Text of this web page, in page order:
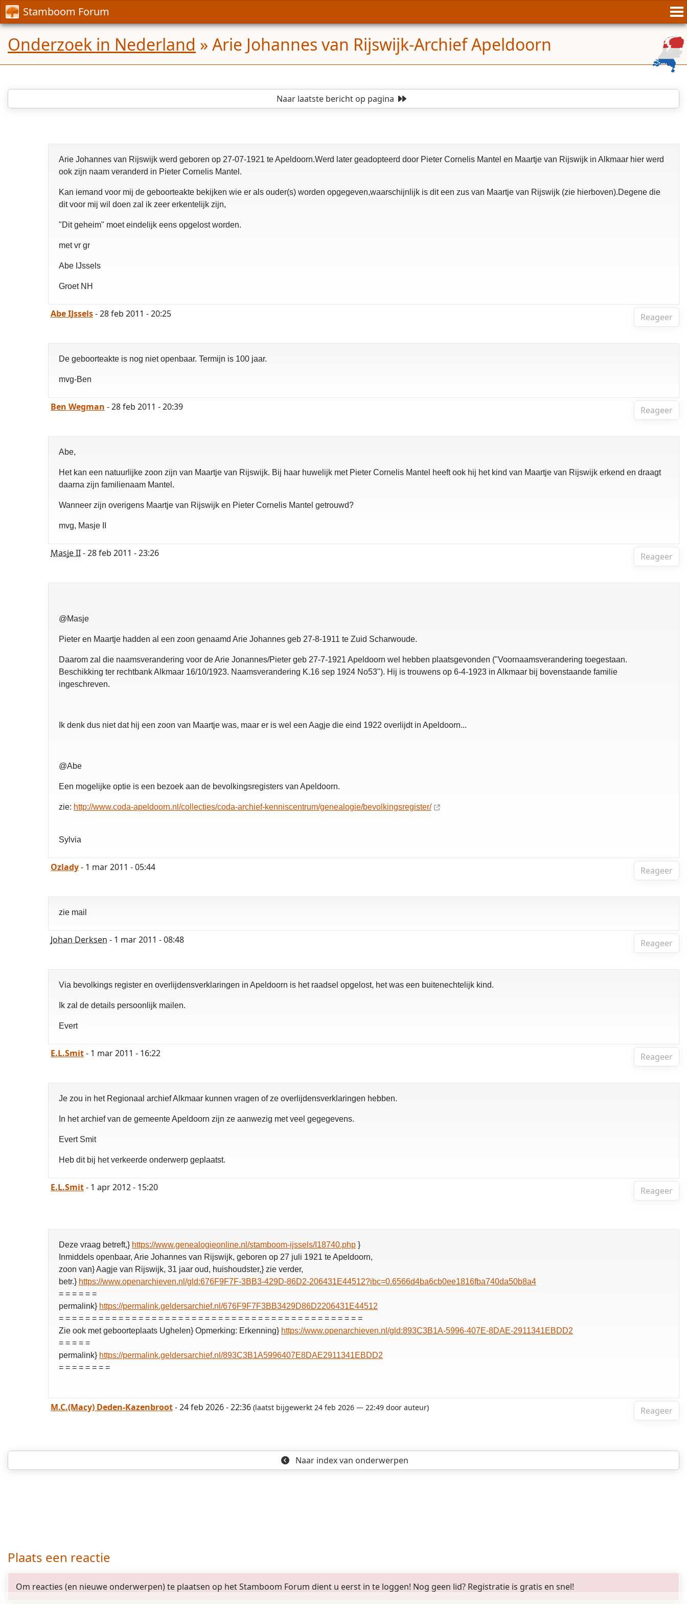
Stamboom Forum
Onderzoek in Nederland » Arie Johannes van Rijswijk-Archief Apeldoorn
Naar laatste berichtop pagina
Arie Johannes van Rijswijk werd geboren op 27-07-1921 te Apeldoorn.Werd later geadopteerd door Pieter Cornelis Mantel en Maartje van Rijswijk in Alkmaar hier werd
ook zijn naam veranderd in Pieter Cornelis Mantel.
Kan iemand voor mij de geboorteakte bekijken wie er als ouder(s) worden opgegeven,waarschijnlijk is dit een zus van Maartje van Rijswijk (zie hierboven).Degene die
dit voor mij wil doen zal ik zeer erkentelijk zijn,
"Dit geheim" moet eindelijk eens opgelost worden.
met vr gr
Abe IJssels
Groet NH
Reageer
Abe IJssels- 28 feb 2011 - 20:25
De geboorteakte is nog niet openbaar. Termijn is 100 jaar.
mvg-Ben
Reageer
Ben Wegman - 28 feb 2011 - 20:39
Abe,
Het kan een natuurlijke zoon zijn van Maartje van Rijswijk. Bij haar huwelijk met Pieter Cornelis Mantel heeft ook hij het kind van Maartje van Rijswijk erkend en draagt
daarna zijn familienaam Mantel.
Wanneer zijn overigens Maartje van Rijswijk en Pieter Cornelis Mantel getrouwd?
mvg, Masje II
Reageer
Masje II- 28 feb 2011 - 23:26
@Masje
Pieter en Maartje hadden al een zoon genaamd Arie Johannes geb 27-8-1911 te Zuid Scharwoude.
Daarom zal die naamsverandering voor de Arie Jonannes/Pieter geb 27-7-1921 Apeldoorn wel hebben plaatsgevonden ("Voornaamsverandering toegestaan.
Beschikking ter rechtbank Alkmaar 16/10/1923. Naamsverandering K.16 sep 1924 No53"). Hij is trouwens op 6-4-1923 in Alkmaar bij bovenstaande familie
ingeschreven.
Ik denk dus niet dat hij een zoon van Maartje was, maar er is wel een Aagje die eind 1922 overlijdt in Apeldoorn...
@Abe
Een mogelijke optie is een bezoek aan de bevolkingsregisters van Apeldoorn.
zie: http://www.coda-apeldoorn.nl/collecties/coda-archief-kenniscentrum/genealogie/bevolkingsregister/
Sylvia
Reageer
Ozlady- 1 mar 2011 - 05:44
zie mail
Reageer
Johan Derksen - 1 mar 2011 - 08:48
Via bevolkings register en overlijdensverklaringen in Apeldoorn is het raadsel opgelost, het was een buitenechtelijk kind.
Ik zal de details persoonlijk mailen.
Evert
Reageer
E.L.Smit- 1 mar 2011 - 16:22
Je zou in het Regionaal archief Alkmaar kunnen vragen of ze overlijdensverklaringen hebben.
In het archief van de gemeente Apeldoorn zijn ze aanwezig met veel gegegevens.
Evert Smit
Heb dit bij het verkeerde onderwerp geplaatst.
Reageer
E.L.Smit- 1 apr 2012 - 15:20
Deze vraag betreft,} https://www.genealogieonline.nl/stamboom-ijssels/I18740.php }
Inmiddels openbaar, Arie Johannes van Rijswijk, geboren op 27 juli 1921 te Apeldoorn,
zoon van} Aagje van Rijswijk, 31 jaar oud, huishoudster,} zie verder,
betr.} https://www.openarchieven.nl/gld:676F9F7F-3BB3-429D-86D2-206431E44512?ibc=0.6566d4ba6cb0ee1816fba740da50b8a4
= = = = = =
permalink} https://permalink.geldersarchief.nl/676F9F7F3BB3429D86D2206431E44512
= = = = = = = = = = = = = = = = = = = = = = = = = = = = = = = = = = = = = = = = = = = = = =
Zie ook met geboorteplaats Ughelen} Opmerking: Erkenning} https://www.openarchieven.nl/gld:893C3B1A-5996-407E-8DAE-2911341EBDD2
= = = = =
permalink} https://permalink.geldersarchief.nl/893C3B1A5996407E8DAE2911341EBDD2
= = = = = = = =
Reageer
M.C.(Macy) Deden-Kazenbroot- 24 feb 2026 - 22:36 (laatst bijgewerkt 24 feb 2026 — 22:49 door auteur)
Naar indexvan onderwerpen
Plaats een reactie
Om reacties (en nieuwe onderwerpen) te plaatsen op het Stamboom Forum dient u eerst in te loggen! Nog geen lid? Registratie is gratis en snel!